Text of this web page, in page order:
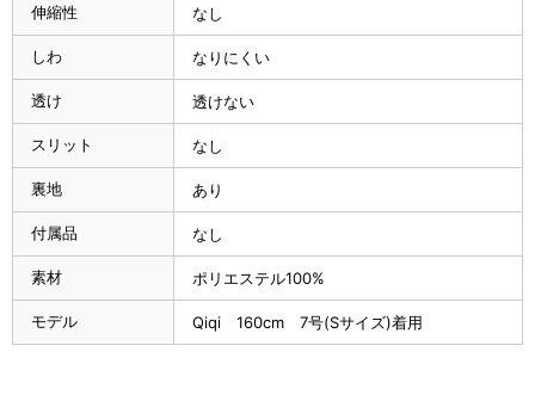
伸縮性 なし
しわ なりにくい
透け 透けない
スリット なし
裏地 あり
付属品 なし
素材 ポリエステル100%
モデル Qiqi 160cm 7号(Sサイズ)着用